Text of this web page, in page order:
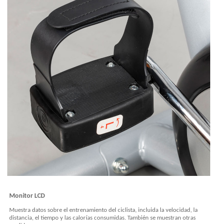
Monitor LCD
Muestra datos sobre el entrenamiento del ciclista, incluida la velocidad, la
distancia, el tiempo y las calorías consumidas. También se muestran otras